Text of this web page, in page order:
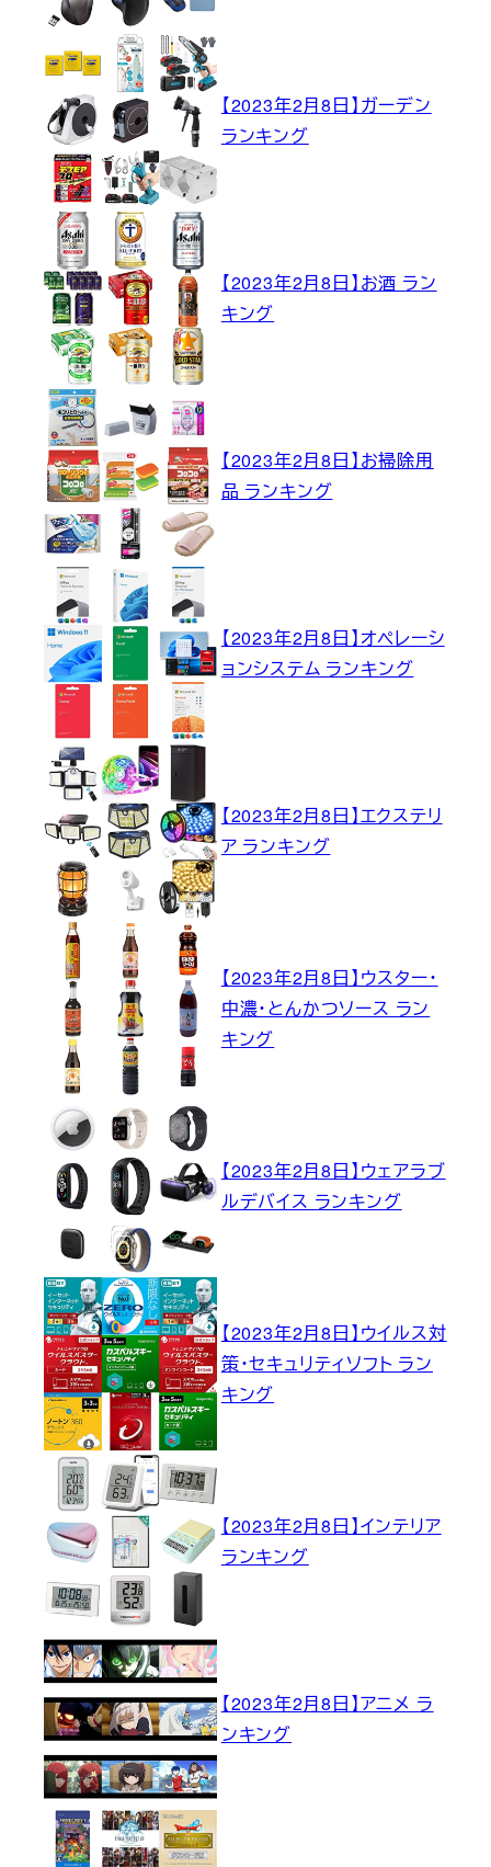
【2023年2月8日】ガーデン
ランキング
【2023年2月8日】お酒 ラン
キング
【2023年2月8日】お掃除用
品 ランキング
【2023年2月8日】オペレーシ
ョンシステム ランキング
【2023年2月8日】エクステリ
ア ランキング
【2023年2月8日】ウスター・
中濃・とんかつソース ラン
キング
【2023年2月8日】ウェアラブ
ルデバイス ランキング
【2023年2月8日】ウイルス対
策・セキュリティソフト ラン
キング
【2023年2月8日】インテリア
ランキング
【2023年2月8日】アニメ ラ
ンキング